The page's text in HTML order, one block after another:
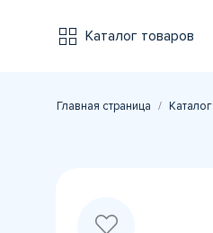
Каталог товаров
Главная страница Каталог